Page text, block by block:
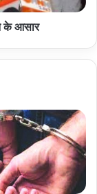
के आसार